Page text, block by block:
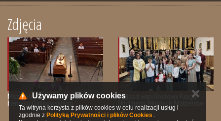
Zdjęcia
Msza pogrzebowa śp. Ks.
Henryka Galikowskiego
Wyjazd wspólnotowy Kręgu
Biblijnego Młodych Małżeństw
Używamy plików cookies
Ta witryna korzysta z plików cookies w celu realizacji usług i
zgodnie z Polityką Prywatności i plików Cookies .
✕